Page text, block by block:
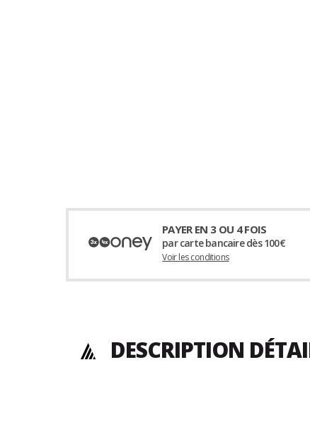
PAYER EN 3 OU 4 FOIS
par carte bancaire dès 100€
Voir les conditions
DESCRIPTION